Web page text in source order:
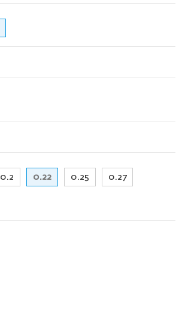
0.2 0.22 0.25 0.27